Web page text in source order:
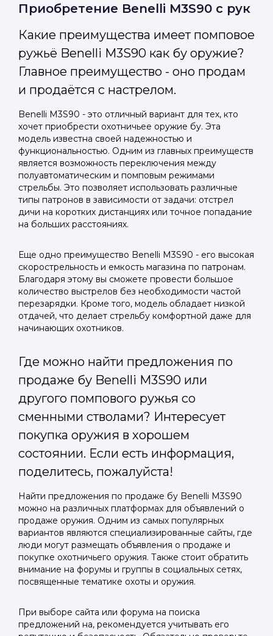
Приобретение Benelli M3S90 с рук
Какие преимущества имеет помповое
ружьё Benelli M3S90 как бу оружие?
Главное преимущество - оно продам
и продаётся с настрелом.
Benelli M3S90 - это отличный вариант для тех, кто
хочет приобрести охотничьее оружие бу. Эта
модель известна своей надежностью и
функциональностью. Одним из главных преимуществ
является возможность переключения между
полуавтоматическим и помповым режимами
стрельбы. Это позволяет использовать различные
типы патронов в зависимости от задачи: отстрел
дичи на коротких дистанциях или точное попадание
на больших расстояниях.
Еще одно преимущество Benelli M3S90 - его высокая
скорострельность и емкость магазина по патронам.
Благодаря этому вы сможете провести большое
количество выстрелов без необходимости частой
перезарядки. Кроме того, модель обладает низкой
отдачей, что делает стрельбу комфортной даже для
начинающих охотников.
Где можно найти предложения по
продаже бу Benelli M3S90 или
другого помпового ружья со
сменными стволами? Интересует
покупка оружия в хорошем
состоянии. Если есть информация,
поделитесь, пожалуйста!
Найти предложения по продаже бу Benelli M3S90
можно на различных платформах для объявлений о
продаже оружия. Одним из самых популярных
вариантов являются специализированные сайты, где
люди могут размещать объявления о продаже и
покупке охотничьего оружия. Также стоит обратить
внимание на форумы и группы в социальных сетях,
посвященные тематике охоты и оружия.
При выборе сайта или форума на поиска
предложений на, рекомендуется учитывать его